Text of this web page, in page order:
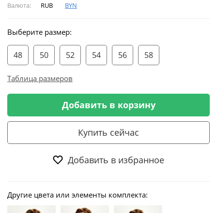
Валюта: RUB BYN
Выберите размер:
48 50 52 54 56 58
Таблица размеров
Добавить в корзину
Купить сейчас
Добавить в избранное
Другие цвета или элементы комплекта: